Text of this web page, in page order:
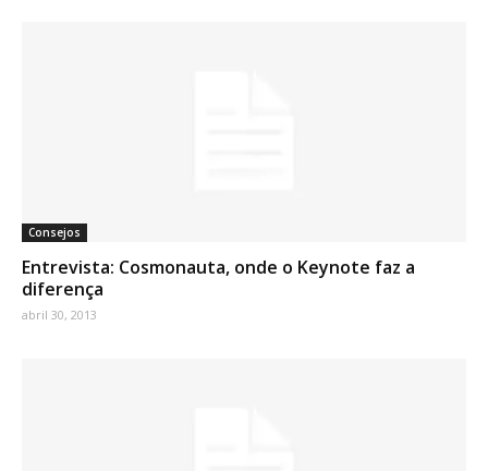
Consejos
Entrevista: Cosmonauta, onde o Keynote faz a
diferença
abril 30, 2013